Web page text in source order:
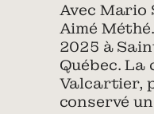
Avec Mario
Aimé
2025 à
Québec. La
Valcartier,
conservé